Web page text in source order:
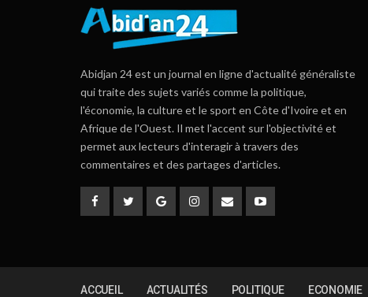
Abidjan 24 est un journal en ligne d'actualité généraliste
qui traite des sujets variés comme la politique,
l'économie, la culture et le sport en Côte d'Ivoire et en
Afrique de l'Ouest. Il met l'accent sur l'objectivité et
permet aux lecteurs d'interagir à travers des
commentaires et des partages d'articles.
ACCUEIL ACTUALITÉS POLITIQUE ECONOMIE